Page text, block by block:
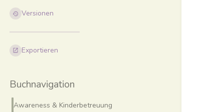
Versionen
Exportieren
Buchnavigation
Awareness & Kinderbetreuung